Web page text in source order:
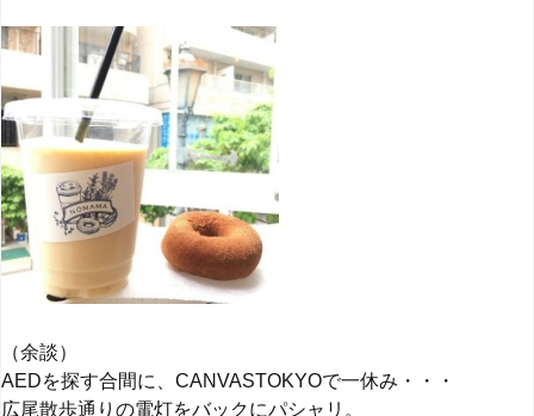
（余談）
AEDを探す合間に、CANVASTOKYOで一休み・・・
広尾散歩通りの電灯をバックにパシャリ。